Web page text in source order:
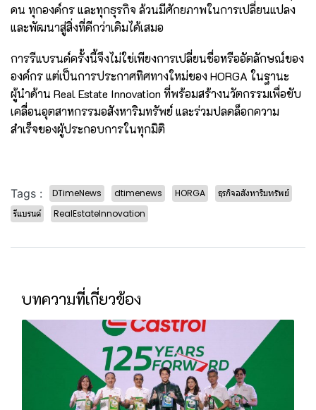
คน ทุกองค์กร และทุกธุรกิจ ล้วนมีศักยภาพในการเปลี่ยนแปลง
และพัฒนาสู่สิ่งที่ดีกว่าเดิมได้เสมอ
การรีแบรนด์ครั้งนี้จึงไม่ใช่เพียงการเปลี่ยนชื่อหรืออัตลักษณ์ของ
องค์กร แต่เป็นการประกาศทิศทางใหม่ของ HORGA ในฐานะ
ผู้นำด้าน Real Estate Innovation ที่พร้อมสร้างนวัตกรรมเพื่อขับ
เคลื่อนอุตสาหกรรมอสังหาริมทรัพย์ และร่วมปลดล็อกความ
สำเร็จของผู้ประกอบการในทุกมิติ
Tags : DTimeNews dtimenews HORGA
ธุรกิจอสังหาริมทรัพย์
รีแบรนด์
RealEstateInnovation
บทความที่เกี่ยวข้อง